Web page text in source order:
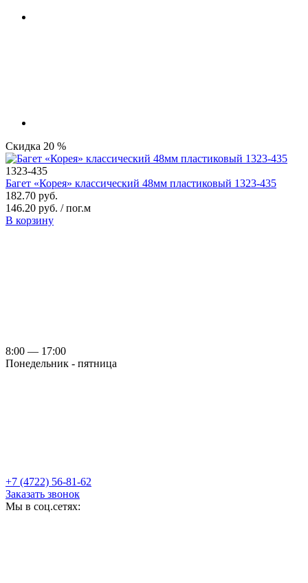
Скидка 20 %
1323-435
Багет «Корея» классический 48мм пластиковый 1323-435
182.70 руб.
146.20 руб. / пог.м
В корзину
8:00 — 17:00
Понедельник - пятница
+7 (4722) 56-81-62
Заказать звонок
Мы в соц.сетях: